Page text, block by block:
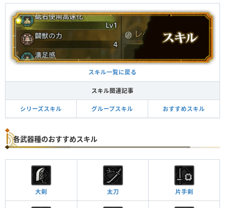
スキル一覧に戻る
スキル関連記事
シリーズスキル グループスキル おすすめスキル
各武器種のおすすめスキル
大剣 太刀 片手剣